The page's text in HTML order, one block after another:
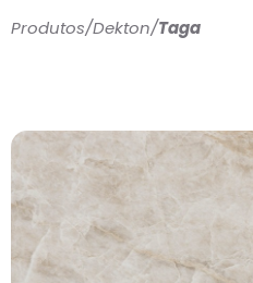
Produtos/Dekton/Taga